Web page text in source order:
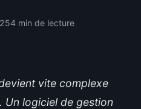
4 min de lecture
vite complexe
Un logiciel de gestion